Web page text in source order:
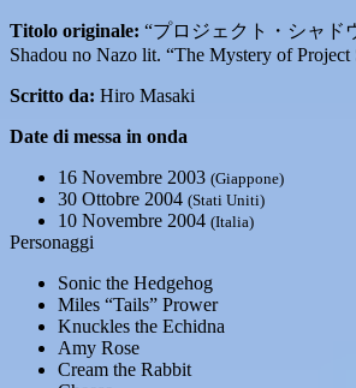
Titolo originale: “プロジェクト・シャド
Shadou no Nazo lit. “The Mystery of Project
Scritto da: Hiro Masaki
Date di messa in onda
16 Novembre 2003 (Giappone)
30 Ottobre 2004 (Stati Uniti)
10 Novembre 2004 (Italia)
Personaggi
Sonic the Hedgehog
Miles “Tails” Prower
Knuckles the Echidna
Amy Rose
Cream the Rabbit